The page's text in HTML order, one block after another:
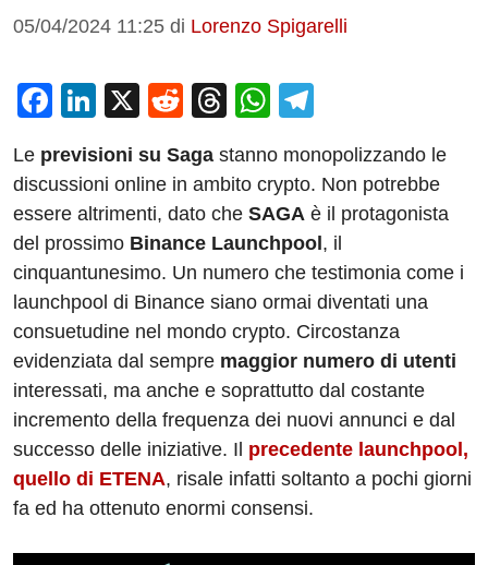
05/04/2024 11:25 di Lorenzo Spigarelli
F
c
e
b
o
o
k
Li
k
e
dI
n
X
R
d
di
t
T
e
a
d
s
W
at
s
A
p
p
e
gr
a
m
Le previsioni su Saga stanno monopolizzando le
discussioni online in ambito crypto. Non potrebbe
essere altrimenti, dato che SAGA è il protagonista
del prossimo Binance Launchpool , il
cinquantunesimo. Un numero che testimonia come i
launchpool di Binance siano ormai diventati una
consuetudine nel mondo crypto. Circostanza
evidenziata dal sempre maggior numero di utenti
interessati, ma anche e soprattutto dal costante
incremento della frequenza dei nuovi annunci e dal
successo delle iniziative. Il precedente launchpool,
quello di ETENA, risale infatti soltanto a pochi giorni
fa ed ha ottenuto enormi consensi.